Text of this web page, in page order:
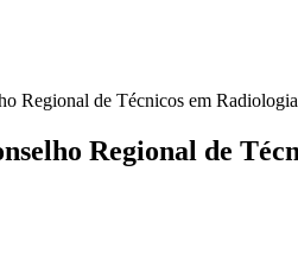
Regional de Técnicos em
Regional de